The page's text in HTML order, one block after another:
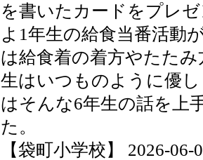
を書いたカードをプレ
よ1年生の給食当番活動
は給食着の着方やたた
生はいつものように優
はそんな6年生の話を上
た。
【袋町小学校】 2026-06-